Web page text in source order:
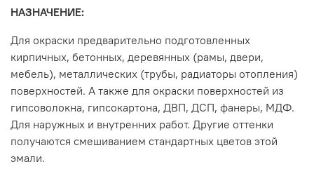
НАЗНАЧЕНИЕ:
Для окраски предварительно подготовленных
кирпичных, бетонных, деревянных (рамы, двери,
мебель), металлических (трубы, радиаторы отопления)
поверхностей. А также для окраски поверхностей из
гипсоволокна, гипсокартона, ДВП, ДСП, фанеры, МДФ.
Для наружных и внутренних работ. Другие оттенки
получаются смешиванием стандартных цветов этой
эмали.